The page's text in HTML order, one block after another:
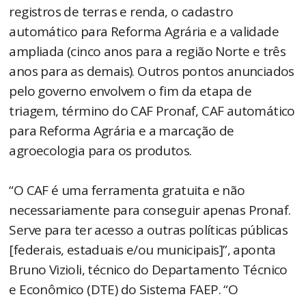
registros de terras e renda, o cadastro
automático para Reforma Agrária e a validade
ampliada (cinco anos para a região Norte e três
anos para as demais). Outros pontos anunciados
pelo governo envolvem o fim da etapa de
triagem, término do CAF Pronaf, CAF automático
para Reforma Agrária e a marcação de
agroecologia para os produtos.
“O CAF é uma ferramenta gratuita e não
necessariamente para conseguir apenas Pronaf.
Serve para ter acesso a outras políticas públicas
[federais, estaduais e/ou municipais]”, aponta
Bruno Vizioli, técnico do Departamento Técnico
e Econômico (DTE) do Sistema FAEP. “O